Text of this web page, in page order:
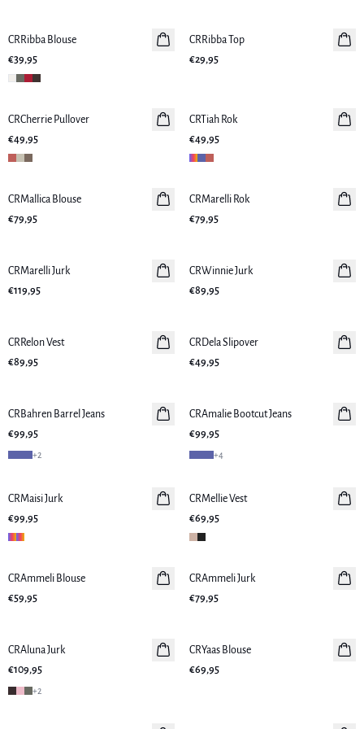
Nieuws
CRRibba Blouse
€39,95
Nieuws
CRRibba Top
€29,95
Nieuws
CRCherrie Pullover
€49,95
Nieuws
CRTiah Rok
€49,95
Nieuws
CRMallica Blouse
€79,95
Nieuws
CRMarelli Rok
€79,95
Nieuws
CRMarelli Jurk
€119,95
Nieuws
CRWinnie Jurk
€89,95
Nieuws
CRRelon Vest
€89,95
Nieuws
CRDela Slipover
€49,95
Nieuws
CRBahren Barrel Jeans
€99,95
+2
Nieuws
CRAmalie Bootcut Jeans
€99,95
+4
Nieuws
CRMaisi Jurk
€99,95
Nieuws
CRMellie Vest
€69,95
Nieuws
CRAmmeli Blouse
€59,95
Nieuws
CRAmmeli Jurk
€79,95
Nieuws
CRAluna Jurk
€109,95
+2
Nieuws
CRYaas Blouse
€69,95